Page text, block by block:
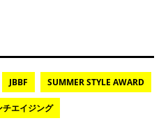
JBBF SUMMER STYLE AWARD
チエイジング